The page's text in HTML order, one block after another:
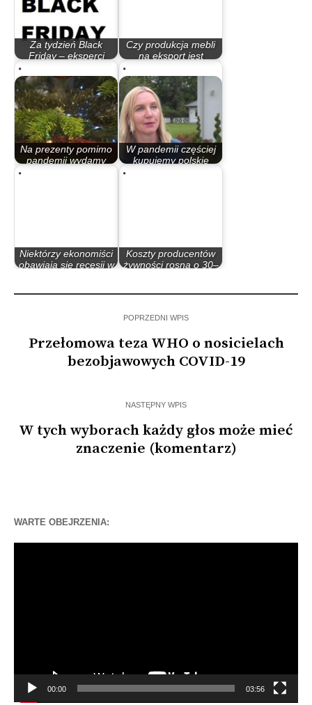
Za tydzień Black
Friday – eksperci
Czy produkcja mebli
na eksport jest
Na prezenty pomimo
pandemii wydamy
W pandemii częściej
kupujemy polskie
Niektórzy ekonomiści
obawiają się recesji w
Koszty producentów
żywności rosną o 30–
POPRZEDNI WPIS
Przełomowa teza WHO o nosicielach
bezobjawowych COVID-19
NASTĘPNY WPIS
W tych wyborach każdy głos może mieć
znaczenie (komentarz)
WARTE OBEJRZENIA:
00:00 03:56